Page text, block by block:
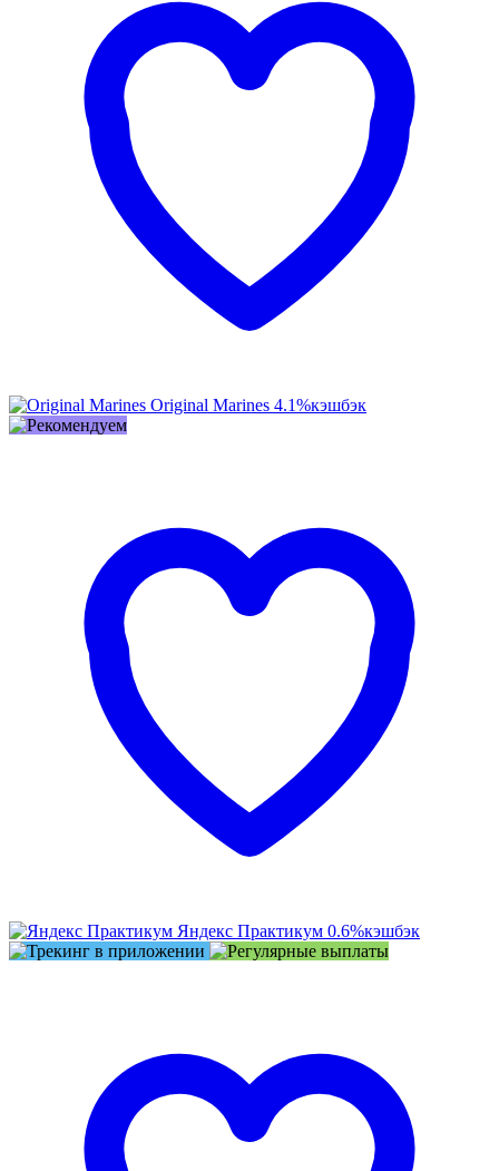
Original Marines 4.1%кэшбэк
Яндекс Практикум 0.6%кэшбэк